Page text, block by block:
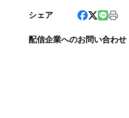
シェア
配信企業へのお問い合わせ